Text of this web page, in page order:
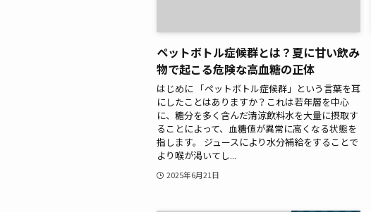
ペットボトル症候群とは？夏に甘い飲み
物で起こる危険な高血糖の正体
はじめに 「ペットボトル症候群」という言葉を耳
にしたことはありますか？これは若年層を中心
に、糖分を多く含んだ清涼飲料水を大量に摂取す
ることによって、血糖値が異常に高くなる状態を
指します。 ジュースにより水分補給をすることで
より喉が渇いてし...
2025年6月21日